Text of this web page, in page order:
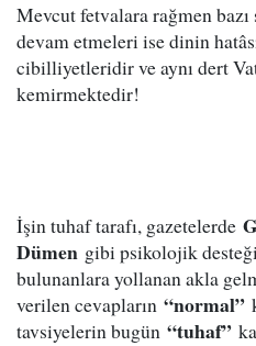
Mevcut fetvalara rağmen bazı
devam etmeleri ise dinin
cibilliyetleridir ve aynı dert
kemirmektedir!
İşin tuhaf tarafı, gazetelerde
Dümen gibi psikolojik
bulunanlara yollanan akla
verilen cevapların “normal”
tavsiyelerin bugün “tuhaf”